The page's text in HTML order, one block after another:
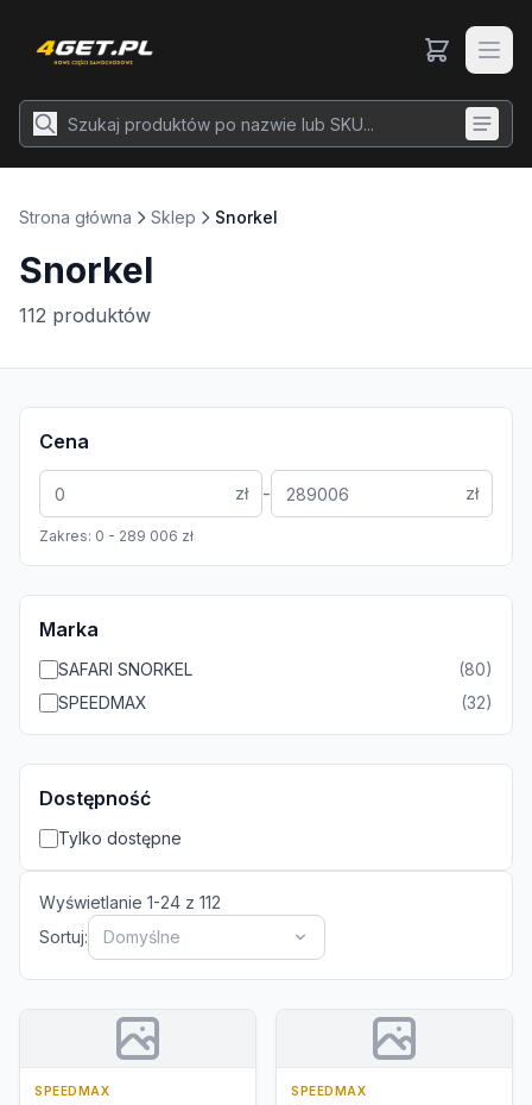
Strona główna Sklep Snorkel
Snorkel
112 produktów
Cena
zł - zł
Zakres: 0 - 289 006 zł
Marka
SAFARI SNORKEL (80)
SPEEDMAX
(32)
Dostępność
Tylko dostępne
Wyświetlanie 1-24 z 112
Sortuj:
Domyślne
SPEEDMAX SPEEDMAX